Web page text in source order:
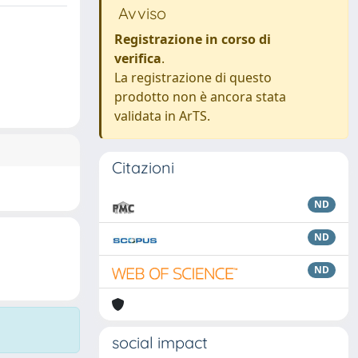
Avviso
Registrazione in corso di
verifica.
La registrazione di questo
prodotto non è ancora stata
validata in ArTS.
Citazioni
ND
ND
ND
social impact